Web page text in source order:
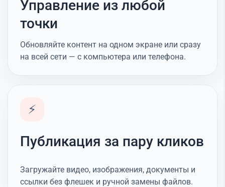
Управление из любой
точки
Обновляйте контент на одном экране или сразу
на всей сети — с компьютера или телефона.
⚡
Публикация за пару кликов
Загружайте видео, изображения, документы и
ссылки без флешек и ручной замены файлов.